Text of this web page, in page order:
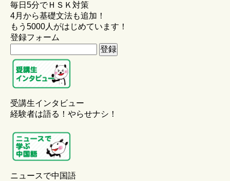
毎日5分でＨＳＫ対策
4月から基礎文法も追加！
もう5000人がはじめています！
登録フォーム
受講生インタビュー
経験者は語る！やらせナシ！
ニュースで中国語